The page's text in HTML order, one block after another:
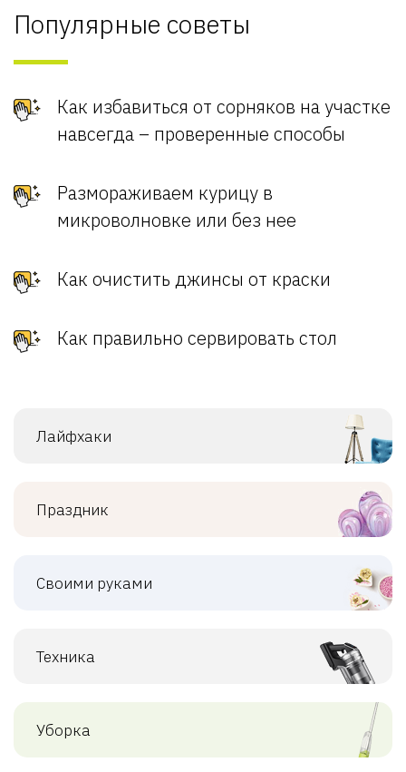
Популярные советы
Как избавиться от сорняков на участке
навсегда – проверенные способы
Размораживаем курицу в
микроволновке или без нее
Как очистить джинсы от краски
Как правильно сервировать стол
Лайфхаки
Праздник
Своими руками
Техника
Уборка